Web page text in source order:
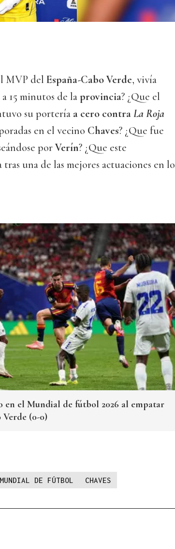
MVP del España-Cabo Verde, vivía
a 15 minutos de laprovincia? ¿Que el
su portería a cero contraLa Roja
en el vecino Chaves? ¿Que fue
porVerín? ¿Que este
una de las mejores actuaciones en lo
en el Mundial de fútbol 2026 al empatar
(0-0)
MUNDIAL DE FÚTBOL CHAVES